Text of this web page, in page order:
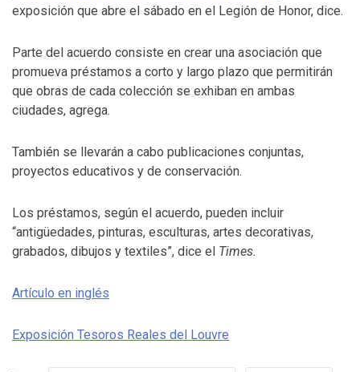
exposición que abre el sábado en el Legión de Honor, dice.
Parte del acuerdo consiste en crear una asociación que
promueva préstamos a corto y largo plazo que permitirán
que obras de cada colección se exhiban en ambas
ciudades, agrega.
También se llevarán a cabo publicaciones conjuntas,
proyectos educativos y de conservación.
Los préstamos, según el acuerdo, pueden incluir
“antigüedades, pinturas, esculturas, artes decorativas,
grabados, dibujos y textiles”, dice el Times.
Artículo en inglés
Exposición Tesoros Reales del Louvre